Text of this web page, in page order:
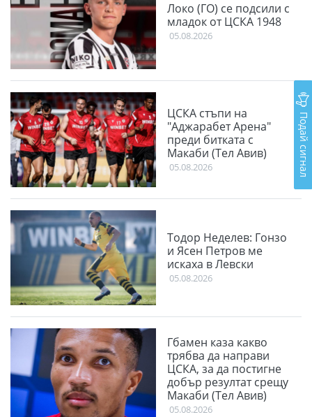
Локо (ГО) се подсили с
младок от ЦСКА 1948
05.08.2026
ЦСКА стъпи на
"Аджарабет Арена"
преди битката с
Макаби (Тел Авив)
05.08.2026
Тодор Неделев: Гонзо
и Ясен Петров ме
искаха в Левски
05.08.2026
Гбамен каза какво
трябва да направи
ЦСКА, за да постигне
добър резултат срещу
Макаби (Тел Авив)
05.08.2026
Подай сигнал